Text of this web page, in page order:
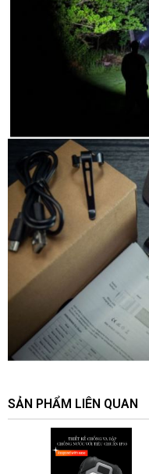
SẢN PHẨM LIÊN QUAN